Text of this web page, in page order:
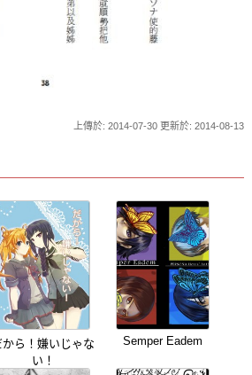
上傳於: 2014-07-30 更新於: 2014-08-13
から！嫌いじゃな
い！
Semper Eadem